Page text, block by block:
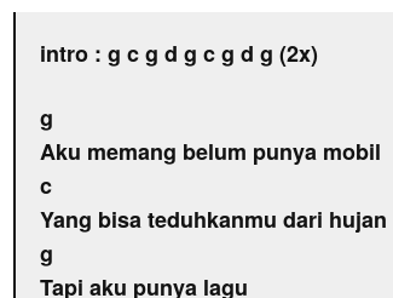
intro : g c g d g c g d g (2x)
g
Aku memang belum punya mobil
c
Yang bisa teduhkanmu dari hujan
g
Tapi aku punya lagu